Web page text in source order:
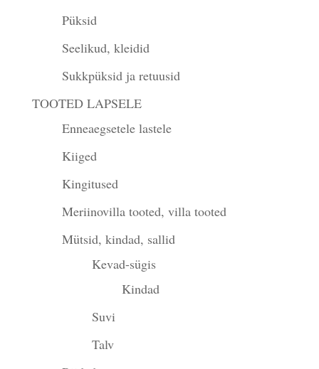
Püksid
Seelikud, kleidid
Sukkpüksid ja retuusid
TOOTED LAPSELE
Enneaegsetele lastele
Kiiged
Kingitused
Meriinovilla tooted, villa tooted
Mütsid, kindad, sallid
Kevad-sügis
Kindad
Suvi
Talv